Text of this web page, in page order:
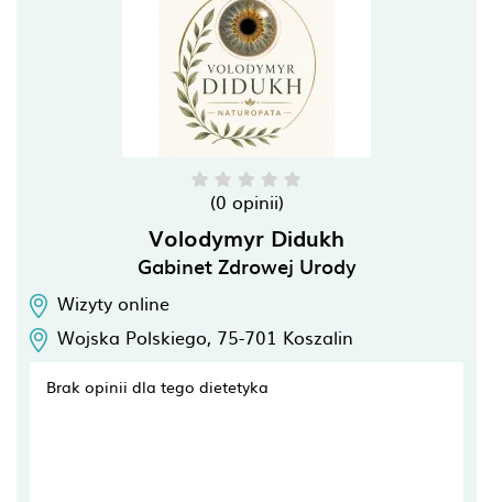
(0 opinii)
Volodymyr Didukh
Gabinet Zdrowej Urody
Wizyty online
Wojska Polskiego, 75-701 Koszalin
Brak opinii dla tego dietetyka